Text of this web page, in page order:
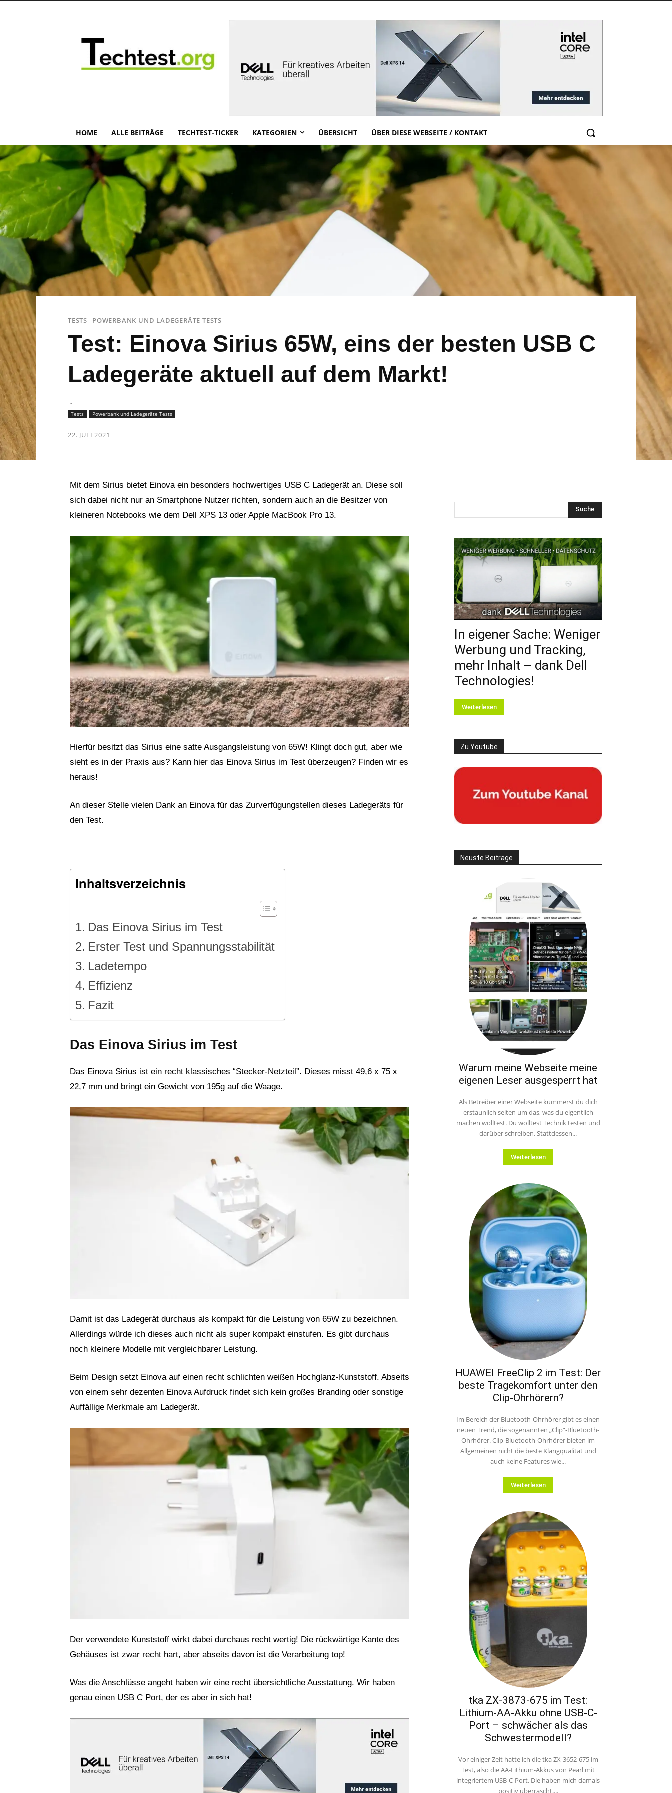
HOME ALLE BEITRÄGE TECHTEST-TICKER KATEGORIEN ÜBERSICHT ÜBER DIESE WEBSEITE / KONTAKT
TESTS POWERBANK UND LADEGERÄTE TESTS
Test: Einova Sirius 65W, eins der besten USB C
Ladegeräte aktuell auf dem Markt!
-
Tests
Powerbank und Ladegeräte Tests
22. JULI 2021
Mit dem Sirius bietet Einova ein besonders hochwertiges USB C Ladegerät an. Diese soll
sich dabei nicht nur an Smartphone Nutzer richten, sondern auch an die Besitzer von
kleineren Notebooks wie dem Dell XPS 13 oder Apple MacBook Pro 13.
Hierfür besitzt das Sirius eine satte Ausgangsleistung von 65W! Klingt doch gut, aber wie
sieht es in der Praxis aus? Kann hier das Einova Sirius im Test überzeugen? Finden wir es
heraus!
An dieser Stelle vielen Dank an Einova für das Zurverfügungstellen dieses Ladegeräts für
den Test.
Inhaltsverzeichnis
Das Einova Sirius im Test
Erster Test und Spannungsstabilität
Ladetempo
Effizienz
Fazit
Das Einova Sirius im Test
Das Einova Sirius ist ein recht klassisches “Stecker-Netzteil”. Dieses misst 49,6 x 75 x
22,7 mm und bringt ein Gewicht von 195g auf die Waage.
Damit ist das Ladegerät durchaus als kompakt für die Leistung von 65W zu bezeichnen.
Allerdings würde ich dieses auch nicht als super kompakt einstufen. Es gibt durchaus
noch kleinere Modelle mit vergleichbarer Leistung.
Beim Design setzt Einova auf einen recht schlichten weißen Hochglanz-Kunststoff. Abseits
von einem sehr dezenten Einova Aufdruck findet sich kein großes Branding oder sonstige
Auffällige Merkmale am Ladegerät.
Der verwendete Kunststoff wirkt dabei durchaus recht wertig! Die rückwärtige Kante des
Gehäuses ist zwar recht hart, aber abseits davon ist die Verarbeitung top!
Was die Anschlüsse angeht haben wir eine recht übersichtliche Ausstattung. Wir haben
genau einen USB C Port, der es aber in sich hat!
Suche
In eigener Sache: Weniger
Werbung und Tracking,
mehr Inhalt – dank Dell
Technologies!
Weiterlesen
Zu Youtube
Neuste Beiträge
Warum meine Webseite meine
eigenen Leser ausgesperrt hat
Als Betreiber einer Webseite kümmerst du dich
erstaunlich selten um das, was du eigentlich
machen wolltest. Du wolltest Technik testen und
darüber schreiben. Stattdessen...
Weiterlesen
HUAWEI FreeClip 2 im Test: Der
beste Tragekomfort unter den
Clip-Ohrhörern?
Im Bereich der Bluetooth-Ohrhörer gibt es einen
neuen Trend, die sogenannten „Clip“-Bluetooth-
Ohrhörer. Clip-Bluetooth-Ohrhörer bieten im
Allgemeinen nicht die beste Klangqualität und
auch keine Features wie...
Weiterlesen
tka ZX-3873-675 im Test:
Lithium-AA-Akku ohne USB-C-
Port – schwächer als das
Schwestermodell?
Vor einiger Zeit hatte ich die tka ZX-3652-675 im
Test, also die AA-Lithium-Akkus von Pearl mit
integriertem USB-C-Port. Die haben mich damals
positiv überrascht,...